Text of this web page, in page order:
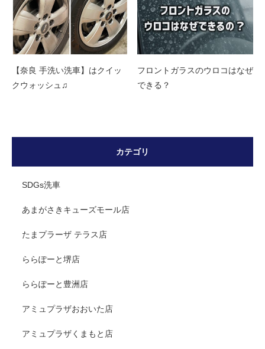
【奈良 手洗い洗車】はクイッ
クウォッシュ♫
フロントガラスのウロコはなぜ
できる？
カテゴリ
SDGs洗車
あまがさきキューズモール店
たまプラーザ テラス店
ららぽーと堺店
ららぽーと豊洲店
アミュプラザおおいた店
アミュプラザくまもと店